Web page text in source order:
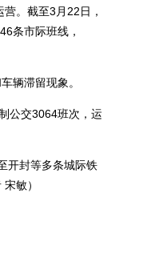
。截至3月22日，
条市际班线，
辆滞留现象。
公交3064班次，运
开封等多条城际铁
敏）